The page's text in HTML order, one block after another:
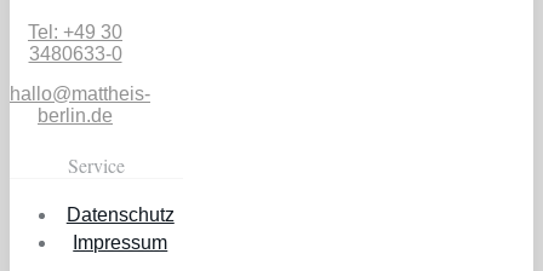
Tel: +49 30
3480633-0
hallo@mattheis-
berlin.de
Service
Datenschutz
Impressum